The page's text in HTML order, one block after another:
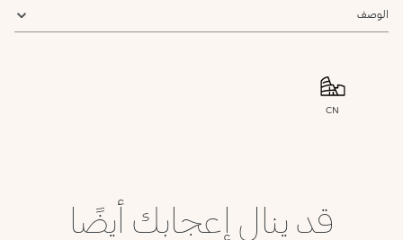
الوصف
CN
قد ينال إعجابك أيضًا